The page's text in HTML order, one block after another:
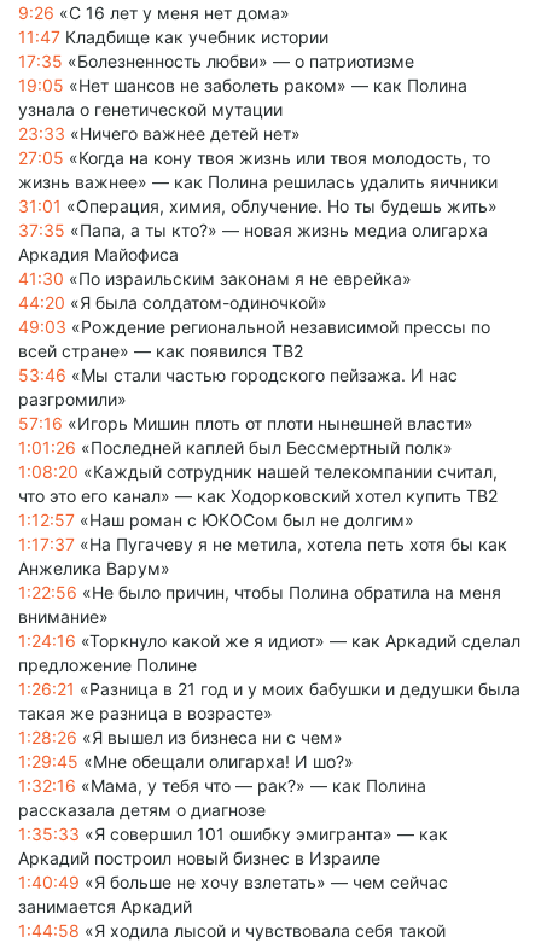
9:26 «С 16 лет у меня нет дома»
11:47 Кладбище как учебник истории
17:35 «Болезненность любви» — о патриотизме
19:05 «Нет шансов не заболеть раком» — как Полина
узнала о генетической мутации
23:33 «Ничего важнее детей нет»
27:05 «Когда на кону твоя жизнь или твоя молодость, то
жизнь важнее» — как Полина решилась удалить яичники
31:01 «Операция, химия, облучение. Но ты будешь жить»
37:35 «Папа, а ты кто?» — новая жизнь медиа олигарха
Аркадия Майофиса
41:30 «По израильским законам я не еврейка»
44:20 «Я была солдатом-одиночкой»
49:03 «Рождение региональной независимой прессы по
всей стране» — как появился ТВ2
53:46 «Мы стали частью городского пейзажа. И нас
разгромили»
57:16 «Игорь Мишин плоть от плоти нынешней власти»
1:01:26 «Последней каплей был Бессмертный полк»
1:08:20 «Каждый сотрудник нашей телекомпании считал,
что это его канал» — как Ходорковский хотел купить ТВ2
1:12:57 «Наш роман с ЮКОСом был не долгим»
1:17:37 «На Пугачеву я не метила, хотела петь хотя бы как
Анжелика Варум»
1:22:56 «Не было причин, чтобы Полина обратила на меня
внимание»
1:24:16 «Торкнуло какой же я идиот» — как Аркадий сделал
предложение Полине
1:26:21 «Разница в 21 год и у моих бабушки и дедушки была
такая же разница в возрасте»
1:28:26 «Я вышел из бизнеса ни с чем»
1:29:45 «Мне обещали олигарха! И шо?»
1:32:16 «Мама, у тебя что — рак?» — как Полина
рассказала детям о диагнозе
1:35:33 «Я совершил 101 ошибку эмигранта» — как
Аркадий построил новый бизнес в Израиле
1:40:49 «Я больше не хочу взлетать» — чем сейчас
занимается Аркадий
1:44:58 «Я ходила лысой и чувствовала себя такой